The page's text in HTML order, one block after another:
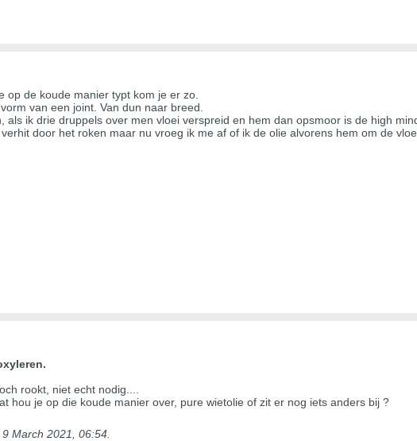
op de koude manier typt kom je er zo.
van een joint. Van dun naar breed.
als ik drie druppels over men vloei verspreid en hem dan opsmoor is de high
door het roken maar nu vroeg ik me af of ik de olie alvorens hem om de
rookt, niet echt nodig....
hou je op die koude manier over, pure wietolie of zit er nog iets anders bij ?
9 March 2021, 06:54